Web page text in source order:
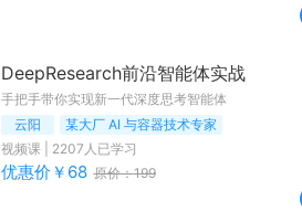
DeepResearch前沿智能体实战
手把手带你实现新一代深度思考智能体
云阳
某大厂 AI 与容器技术专家
视频课| 2207 人已学习
优惠价￥ 68 原价：199